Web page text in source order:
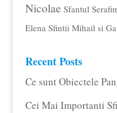
Nicolae Sfantul
Elena Sfintii Mihail si
Recent Posts
Ce sunt Obiectele
Cei Mai Importanti